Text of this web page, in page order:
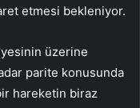
etmesi bekleniyor.
üzerine
parite konusunda
hareketin biraz